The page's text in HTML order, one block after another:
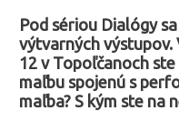
Pod sériou Dialógy
výtvarných
12 v Topoľčanoch
maľbu spojenú s
maľba? S kým ste na